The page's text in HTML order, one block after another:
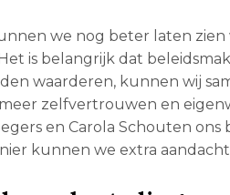
we nog beter laten zien
is belangrijk dat
waarderen, kunnen wij
zelfvertrouwen en
en Carola Schouten
kunnen we extra